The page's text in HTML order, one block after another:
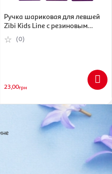
Ручка шариковая для левшей
Zibi Kids Line с резиновым
гриппом, синий , 0.7 мм
(4823078941138)
(0)
23,00грн